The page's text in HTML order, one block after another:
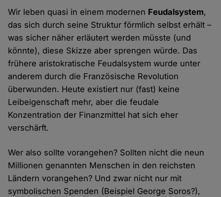
Wir leben quasi in einem modernen Feudalsystem,
das sich durch seine Struktur förmlich selbst erhält –
was sicher näher erläutert werden müsste (und
könnte), diese Skizze aber sprengen würde. Das
frühere aristokratische Feudalsystem wurde unter
anderem durch die Französische Revolution
überwunden. Heute existiert nur (fast) keine
Leibeigenschaft mehr, aber die feudale
Konzentration der Finanzmittel hat sich eher
verschärft.
Wer also sollte vorangehen? Sollten nicht die neun
Millionen genannten Menschen in den reichsten
Ländern vorangehen? Und zwar nicht nur mit
symbolischen Spenden (Beispiel George Soros?),